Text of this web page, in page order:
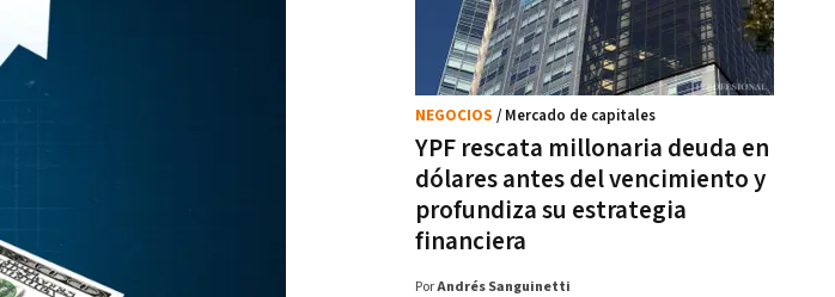
YPF rescata millonaria deuda en
dólares antes del vencimiento y
profundiza su estrategia
financiera
NEGOCIOS / Mercado de capitales
PorAndrés Sanguinetti